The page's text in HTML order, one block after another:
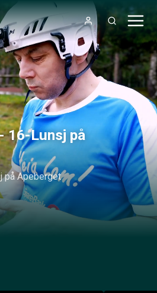
16-Lunsj på
på Apeberget